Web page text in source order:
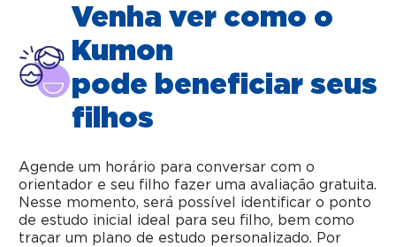
Venha ver como o
Kumon
pode beneficiar seus
filhos
Agende um horário para conversar com o
orientador e seu filho fazer uma avaliação gratuita.
Nesse momento, será possível identificar o ponto
de estudo inicial ideal para seu filho, bem como
traçar um plano de estudo personalizado. Por